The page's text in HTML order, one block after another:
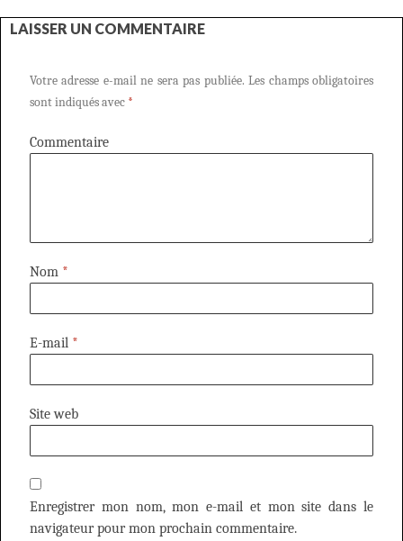
LAISSER UN COMMENTAIRE
Votre adresse e-mail ne sera pas publiée. Les champs obligatoires
sont indiqués avec *
Commentaire
Nom *
E-mail *
Site web
Enregistrer mon nom, mon e-mail et mon site dans le
navigateur pour mon prochain commentaire.